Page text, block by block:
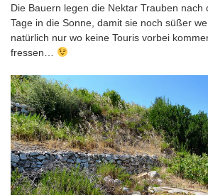
Die Bauern legen die Nektar Trauben nach
Tage in die Sonne, damit sie noch süßer
natürlich nur wo keine Touris vorbei
fressen…